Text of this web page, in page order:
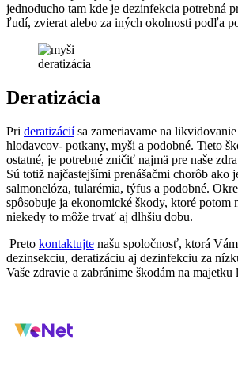
jednoducho tam kde je dezinfekcia potrebná
ľudí, zvierat alebo za iných okolnosti podľa
deratizácia
Deratizácia
Pri deratizáciísa zameriavame na
hlodavcov- potkany, myši a podobné. Tieto
ostatné, je potrebné zničiť najmä pre naše
Sú totiž najčastejšími prenášačmi chorôb ako
salmonelóza, tularémia, týfus a podobné.
spôsobuje ja ekonomické škody, ktoré potom
niekedy to môže trvať aj dlhšiu dobu.
Preto kontaktujte našu spoločnosť, ktorá
dezinsekciu, deratizáciu aj dezinfekciu za
Vaše zdravie a zabránime škodám na